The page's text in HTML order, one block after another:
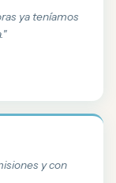
ya teníamos
y con